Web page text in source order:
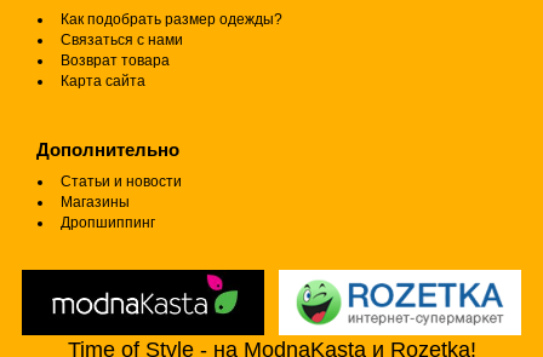
Как подобрать размер одежды?
Связаться с нами
Возврат товара
Карта сайта
Дополнительно
Статьи и новости
Магазины
Дропшиппинг
Time of Style - на ModnaKasta и Rozetka!